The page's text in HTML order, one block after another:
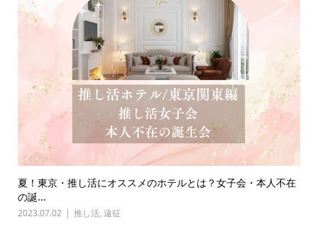
夏！東京・推し活にオススメのホテルとは？女子会・本人不在
の誕...
2023.07.02 推し活, 遠征